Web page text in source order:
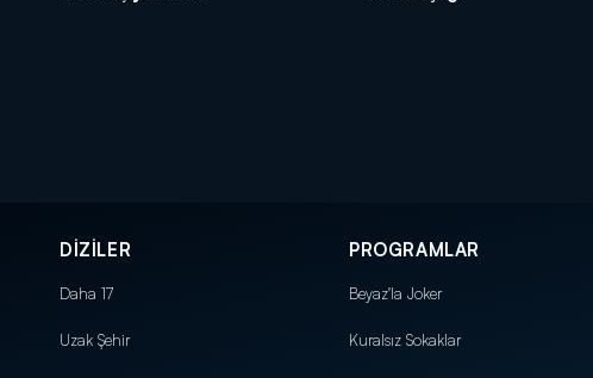
DİZİLER
Daha 17
Uzak Şehir
PROGRAMLAR
Beyaz'la Joker
Kuralsız Sokaklar